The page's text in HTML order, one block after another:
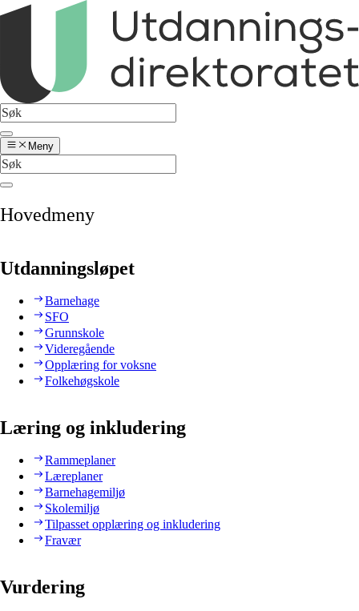
Meny
Hovedmeny
Utdanningsløpet
Barnehage
SFO
Grunnskole
Videregående
Opplæring for voksne
Folkehøgskole
Læring og inkludering
Rammeplaner
Læreplaner
Barnehagemiljø
Skolemiljø
Tilpasset opplæring og inkludering
Fravær
Vurdering